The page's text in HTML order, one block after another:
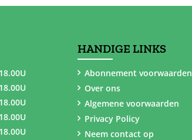
HANDIGE LINKS
Abonnement voorwaarden
Over ons
Algemene voorwaarden
Privacy Policy
Neem contact op